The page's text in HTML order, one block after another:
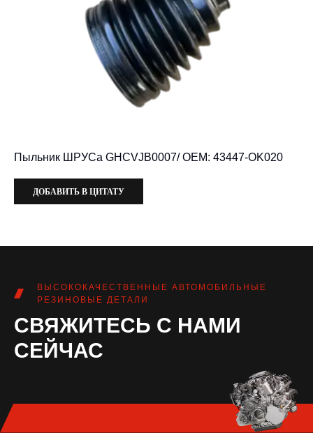
Пыльник ШРУСа GHCVJB0007/ OEM: 43447-OK020
ДОБАВИТЬ В ЦИТАТУ
ВЫСОКОКАЧЕСТВЕННЫЕ АВТОМОБИЛЬНЫЕ
РЕЗИНОВЫЕ ДЕТАЛИ
СВЯЖИТЕСЬ С НАМИ
СЕЙЧАС